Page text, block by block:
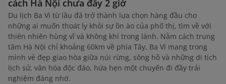
cách Hà Nội chưa đầy 2 giờ
Du lịch Ba Vì từ lâu đã trở thành lựa chọn hàng đầu cho
những ai muốn thoát ly khỏi sự ồn ào của phố thị, tìm về với
thiên nhiên hùng vĩ và không khí trong lành. Nằm cách trung
tâm Hà Nội chỉ khoảng 60km về phía Tây, Ba Vì mang trong
mình vẻ đẹp giao hòa giữa núi rừng, sông hồ và những di tích
lịch sử, văn hóa độc đáo, hứa hẹn một chuyến đi đầy trải
nghiệm đáng nhớ.